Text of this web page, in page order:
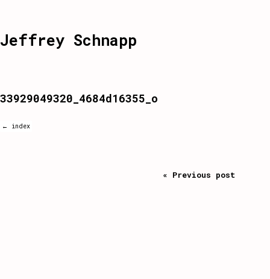
Jeffrey Schnapp
« Previous post
33929049320_4684d16355_o
← index